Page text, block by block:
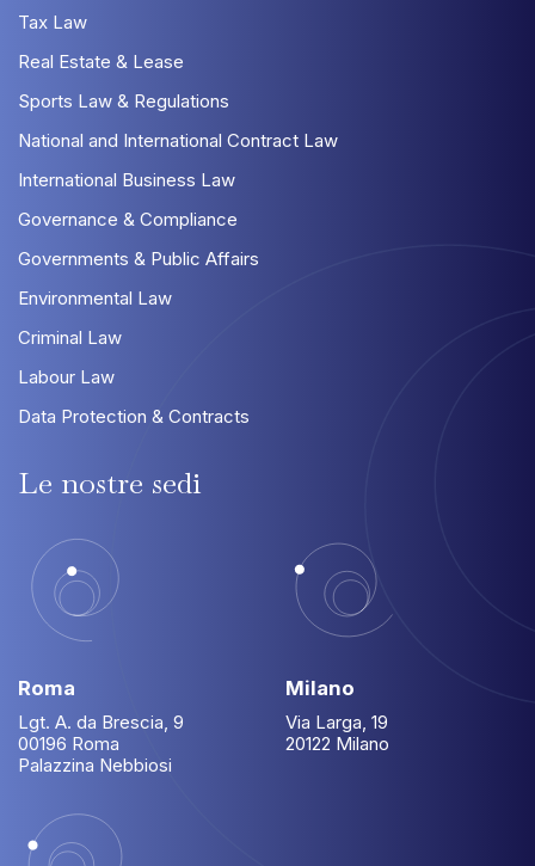
Tax Law
Real Estate & Lease
Sports Law & Regulations
National and International Contract Law
International Business Law
Governance & Compliance
Governments & Public Affairs
Environmental Law
Criminal Law
Labour Law
Data Protection & Contracts
Le nostre sedi
Roma
Lgt. A. da Brescia, 9
00196 Roma
Palazzina Nebbiosi
Milano
Via Larga, 19
20122 Milano